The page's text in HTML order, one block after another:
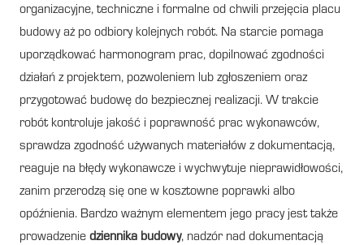
organizacyjne, techniczne i formalne od chwili przejęcia placu
budowy aż po odbiory kolejnych robót. Na starcie pomaga
uporządkować harmonogram prac, dopilnować zgodności
działań z projektem, pozwoleniem lub zgłoszeniem oraz
przygotować budowę do bezpiecznej realizacji. W trakcie
robót kontroluje jakość i poprawność prac wykonawców,
sprawdza zgodność używanych materiałów z dokumentacją,
reaguje na błędy wykonawcze i wychwytuje nieprawidłowości,
zanim przerodzą się one w kosztowne poprawki albo
opóźnienia. Bardzo ważnym elementem jego pracy jest także
prowadzenie dziennika budowy, nadzór nad dokumentacją